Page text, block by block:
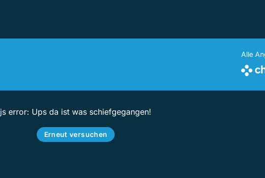
Alle
js error: Ups da ist was schiefgegangen!
Erneut versuchen